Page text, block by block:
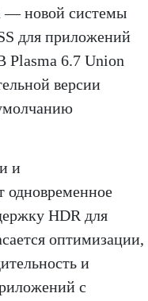
— новой системы
для приложений
Plasma 6.7 Union
версии
и
одновременное
HDR для
оптимизации,
и
с